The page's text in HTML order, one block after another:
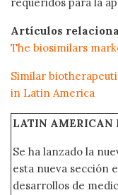
Artículos
The biosimilars
Similar
in Latin America
LATIN AMERICAN
Se ha lanzado la
esta nueva sección
desarrollos de